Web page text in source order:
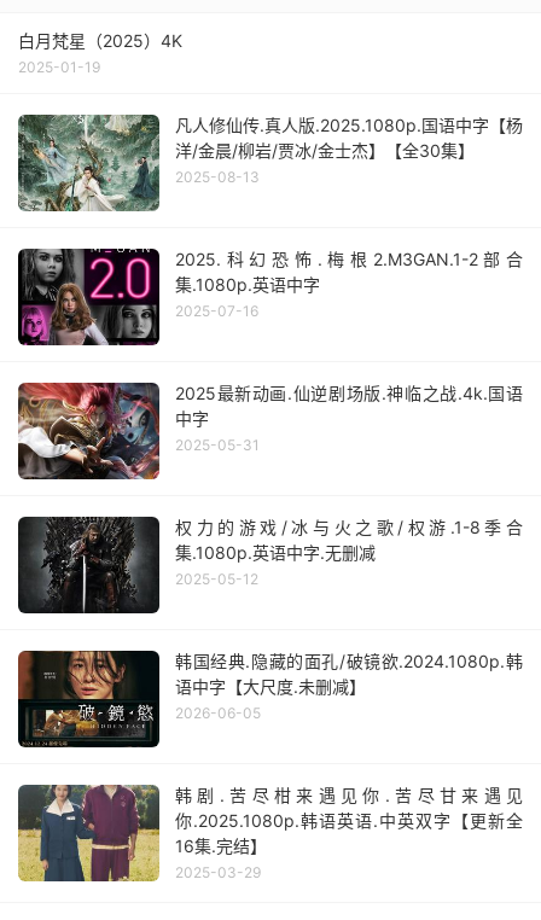
白月梵星（2025）4K
2025-01-19
凡人修仙传.真人版.2025.1080p.国语中字【杨
洋/金晨/柳岩/贾冰/金士杰】【全30集】
2025-08-13
2025.科幻恐怖.梅根2.M3GAN.1-2部合
集.1080p.英语中字
2025-07-16
2025最新动画.仙逆剧场版.神临之战.4k.国语
中字
2025-05-31
权力的游戏/冰与火之歌/权游.1-8季合
集.1080p.英语中字.无删减
2025-05-12
韩国经典.隐藏的面孔/破镜欲.2024.1080p.韩
语中字【大尺度.未删减】
2026-06-05
韩剧.苦尽柑来遇见你.苦尽甘来遇见
你.2025.1080p.韩语英语.中英双字【更新全
16集.完结】
2025-03-29